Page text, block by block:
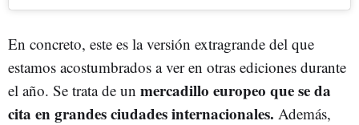
En concreto, este es la versión extragrande del que
estamos acostumbrados a ver en otras ediciones durante
el año. Se trata de un mercadillo europeo que se da
cita en grandes ciudades internacionales. Además,